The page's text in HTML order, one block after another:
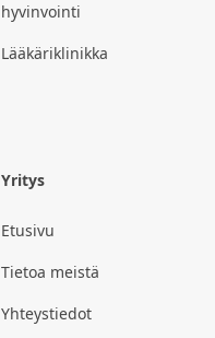
hyvinvointi
Lääkäriklinikka
Yritys
Etusivu
Tietoa meistä
Yhteystiedot